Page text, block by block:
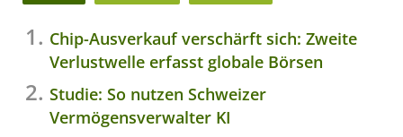
Chip-Ausverkauf verschärft sich: Zweite
Verlustwelle erfasst globale Börsen
Studie: So nutzen Schweizer
Vermögensverwalter KI